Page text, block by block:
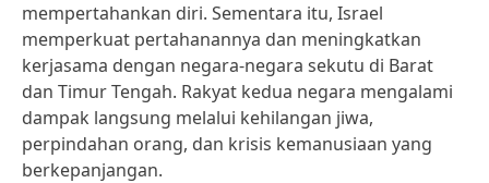
mempertahankan diri. Sementara itu, Israel
memperkuat pertahanannya dan meningkatkan
kerjasama dengan negara-negara sekutu di Barat
dan Timur Tengah. Rakyat kedua negara mengalami
dampak langsung melalui kehilangan jiwa,
perpindahan orang, dan krisis kemanusiaan yang
berkepanjangan.